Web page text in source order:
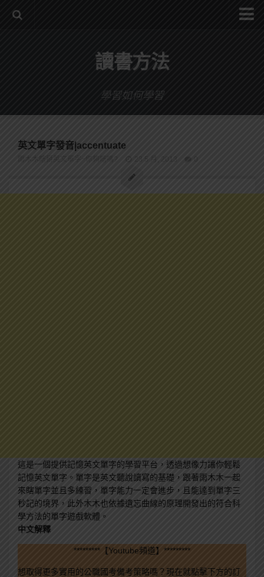
讀書方法
學習如何學習
英文單字發音|accentuate
雨木木瞎掰英文單字~你夠瞎嗎? 23 5 月, 2013
這是一個提供記憶英文單字的學習平台，透過想像力讓你輕鬆
記憶英文單字。單字是英文聽說讀寫的基礎，跟著雨木木一起
來瞎單字並且多練習，單字能力一定會進步，且能達到單字三
秒記的境界，此外木木也依據遺忘曲線的原理開發出的符合科
學方法的單字遊戲軟體。
中文解釋
*********【Youtube頻道】*********
想取得更多實用的公職國考備考策略嗎？現在就點擊下方的訂